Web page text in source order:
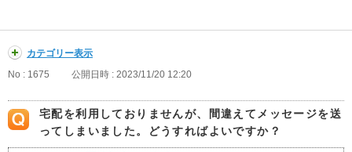
カテゴリー表示
No : 1675
公開日時 : 2023/11/20 12:20
宅配を利用しておりませんが、間違えてメッセージを送
ってしまいました。どうすればよいですか？